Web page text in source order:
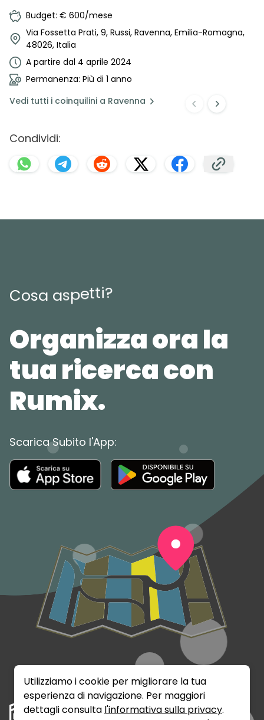
Budget: € 600/mese
Via Fossetta Prati, 9, Russi, Ravenna, Emilia-Romagna,
48026, Italia
A partire dal 4 aprile 2024
Permanenza: Più di 1 anno
Vedi tutti i coinquilini a Ravenna
Condividi:
Cosa aspetti?
Organizza ora la
tua ricerca con
Rumix.
Scarica Subito l'App:
Utilizziamo i cookie per migliorare la tua
esperienza di navigazione. Per maggiori
dettagli consulta l'informativa sulla privacy.